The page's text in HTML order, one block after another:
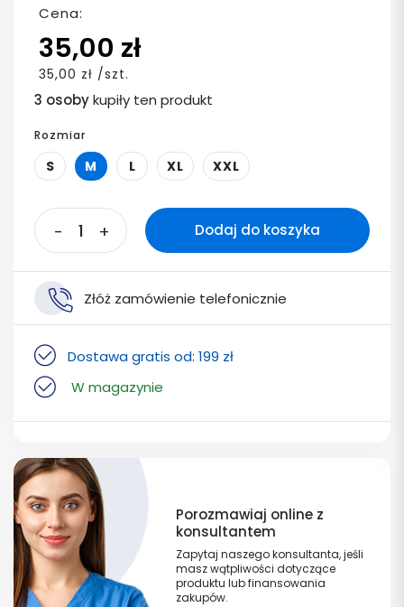
Cena:
35,00 zł
35,00 zł /szt.
3 osobykupiły ten produkt
Rozmiar
S M L XL XXL
- + Dodaj do koszyka
Złóż zamówienie telefonicznie
Dostawa gratis od: 199 zł
W magazynie
Porozmawiaj online z
konsultantem
Zapytaj naszego konsultanta, jeśli
masz wątpliwości dotyczące
produktu lub finansowania
zakupów.